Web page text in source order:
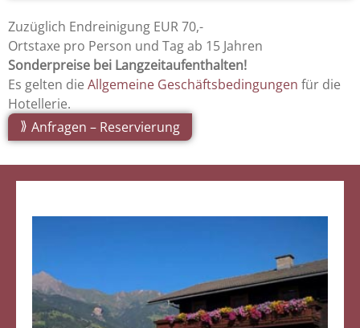
Zuzüglich Endreinigung EUR 70,-
Ortstaxe pro Person und Tag ab 15 Jahren
Sonderpreise bei Langzeitaufenthalten!
Es gelten die Allgemeine Geschäftsbedingungen für die
Hotellerie.
Anfragen – Reservierung